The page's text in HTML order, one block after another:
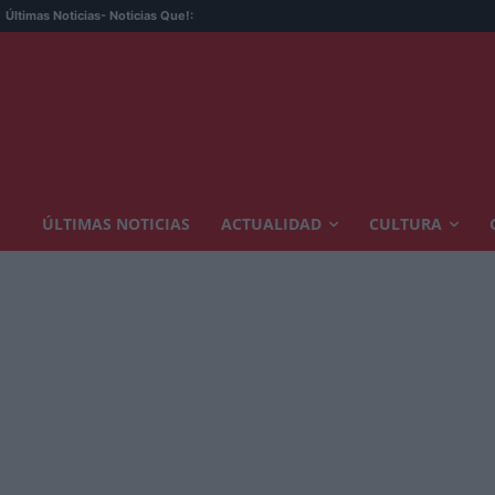
Últimas Noticias- Noticias Que!:
ÚLTIMAS NOTICIAS ACTUALIDAD CULTURA